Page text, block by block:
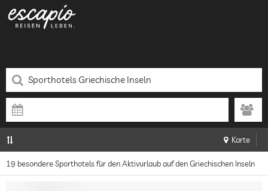
Karte
19 besondere Sporthotels für den Aktivurlaub auf den Griechischen Inseln